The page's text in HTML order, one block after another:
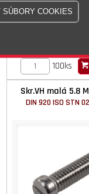
Na
100ks
Skr.VH malá 5.8
DIN 920 ISO STN